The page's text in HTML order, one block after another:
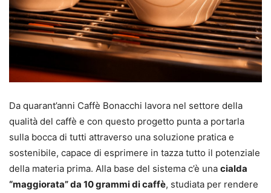
Da quarant’anni Caffè Bonacchi lavora nel settore della
qualità del caffè e con questo progetto punta a portarla
sulla bocca di tutti attraverso una soluzione pratica e
sostenibile, capace di esprimere in tazza tutto il potenziale
della materia prima. Alla base del sistema c’è una cialda
“maggiorata” da 10 grammi di caffè, studiata per rendere